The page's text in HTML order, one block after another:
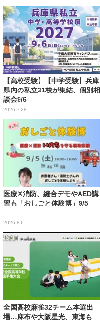
【高校受験】【中学受験】兵庫
県内の私立31校が集結、個別相
談会9/6
2026.7.28
医療✕消防、縫合デモやAED講
習も「おしごと体験博」9/5
2026.8.6
全国高校麻雀32チーム本選出
場…麻布や大阪星光、東海も